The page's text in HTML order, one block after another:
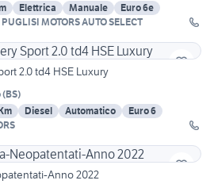
Elettrica Manuale
Euro 6e
PUGLISAUTO - PUGLISI MOTORS AUTO SELECT
2.0 td4 HSE Luxury
(BS)
Diesel Automatico
Euro 6
Anno 2022